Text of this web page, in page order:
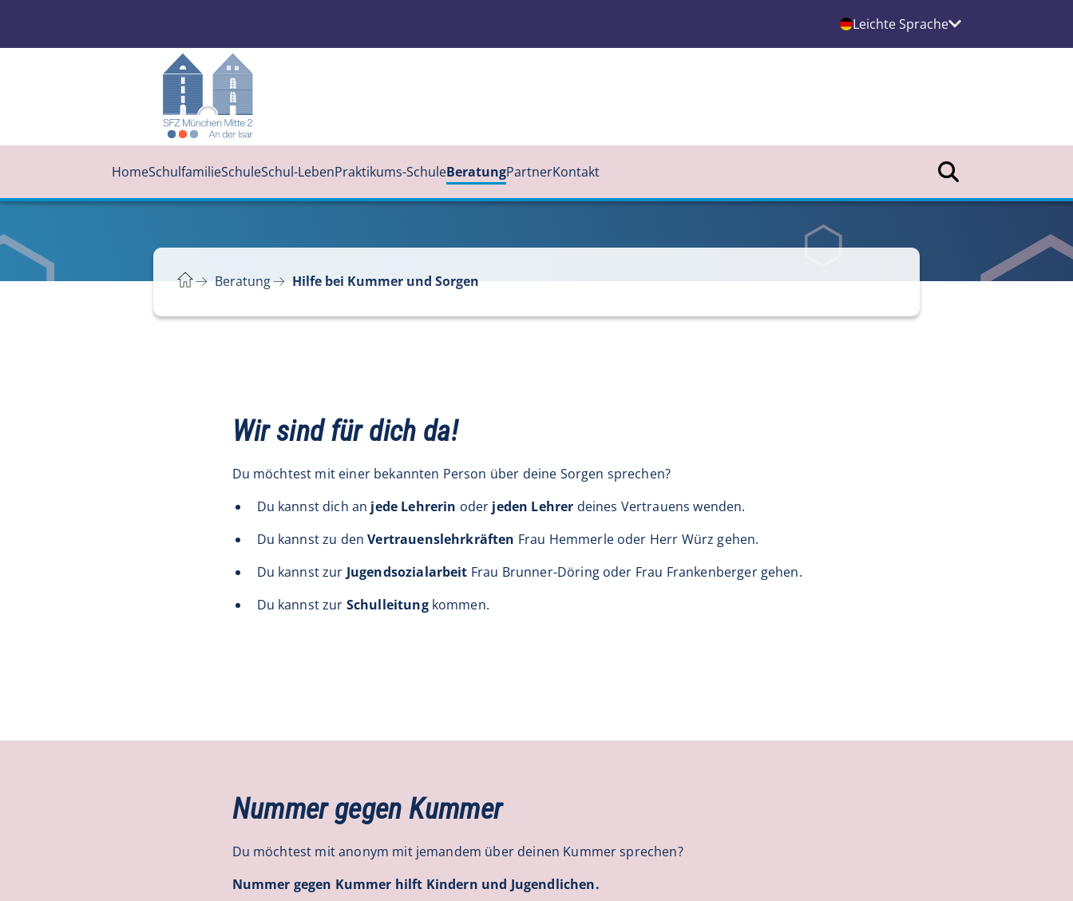
Leichte Sprache
HomeSchulfamilieSchuleSchul-LebenPraktikums-SchuleBeratungPartnerKontakt
Beratung Hilfe bei Kummer und Sorgen
Wir sind für dich da!
Du möchtest mit einer bekannten Person über deine Sorgen sprechen?
Du kannst dich an jede Lehrerin oder jeden Lehrer deines Vertrauens wenden.
Du kannst zu denVertrauenslehrkräften Frau Hemmerle oder Herr Würz gehen.
Du kannst zur Jugendsozialarbeit Frau Brunner-Döring oder Frau Frankenberger gehen.
Du kannst zur Schulleitungkommen.
Nummer gegen Kummer
Du möchtest mit anonym mit jemandem über deinen Kummer sprechen?
Nummer gegen Kummer hilft Kindern und Jugendlichen.